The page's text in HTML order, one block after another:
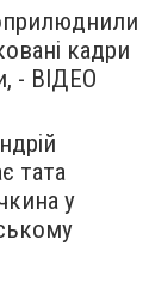
кадри
- ВІДЕО
тата
у